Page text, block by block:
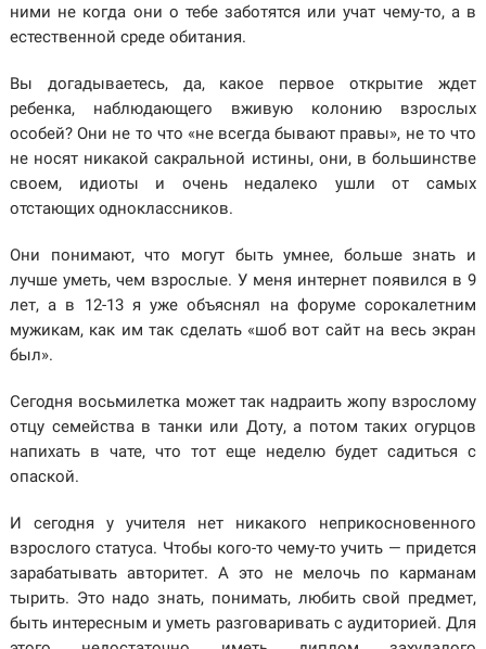
ними не когда они о тебе заботятся или учат чему-то, а в
естественной среде обитания.
Вы догадываетесь, да, какое первое открытие ждет
ребенка, наблюдающего вживую колонию взрослых
особей? Они не то что «не всегда бывают правы», не то что
не носят никакой сакральной истины, они, в большинстве
своем, идиоты и очень недалеко ушли от самых
отстающих одноклассников.
Они понимают, что могут быть умнее, больше знать и
лучше уметь, чем взрослые. У меня интернет появился в 9
лет, а в 12-13 я уже объяснял на форуме сорокалетним
мужикам, как им так сделать «шоб вот сайт на весь экран
был».
Сегодня восьмилетка может так надраить жопу взрослому
отцу семейства в танки или Доту, а потом таких огурцов
напихать в чате, что тот еще неделю будет садиться с
опаской.
И сегодня у учителя нет никакого неприкосновенного
взрослого статуса. Чтобы кого-то чему-то учить — придется
зарабатывать авторитет. А это не мелочь по карманам
тырить. Это надо знать, понимать, любить свой предмет,
быть интересным и уметь разговаривать с аудиторией. Для